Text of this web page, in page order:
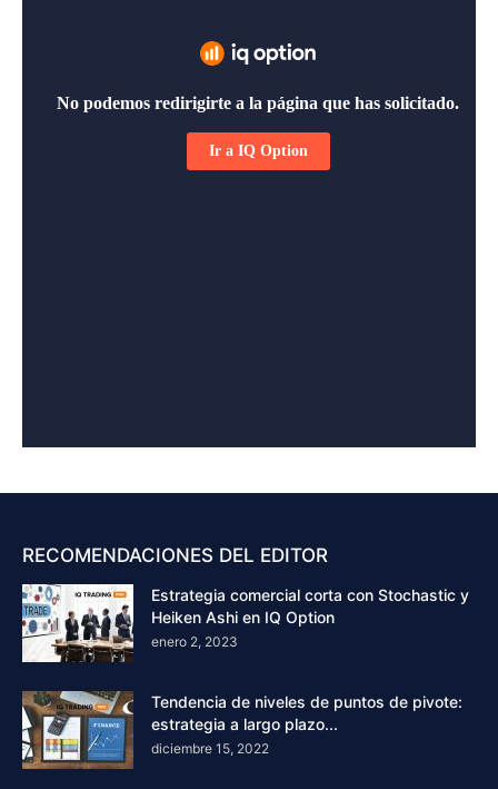
RECOMENDACIONES DEL EDITOR
Estrategia comercial corta con Stochastic y
Heiken Ashi en IQ Option
enero 2, 2023
Tendencia de niveles de puntos de pivote:
estrategia a largo plazo...
diciembre 15, 2022